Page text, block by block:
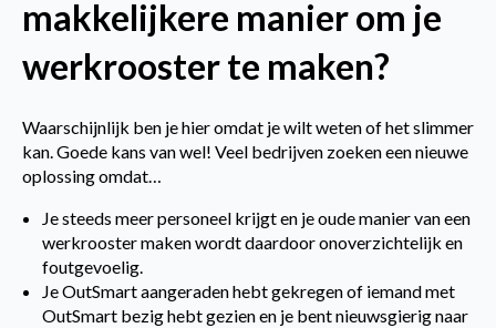
makkelijkere manier om je
werkrooster te maken?
Waarschijnlijk ben je hier omdat je wilt weten of het slimmer
kan. Goede kans van wel! Veel bedrijven zoeken een nieuwe
oplossing omdat…
Je steeds meer personeel krijgt en je oude manier van een
werkrooster maken wordt daardoor onoverzichtelijk en
foutgevoelig.
Je OutSmart aangeraden hebt gekregen of iemand met
OutSmart bezig hebt gezien en je bent nieuwsgierig naar